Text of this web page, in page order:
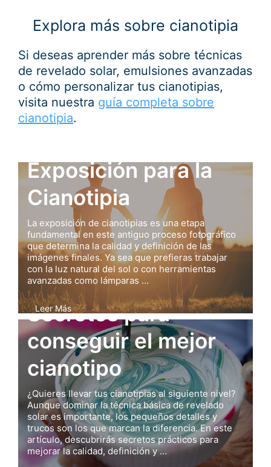
Explora más sobre cianotipia
Si deseas aprender más sobre técnicas
de revelado solar, emulsiones avanzadas
o cómo personalizar tus cianotipias,
visita nuestra guía completa sobre
cianotipia.
Exposición para la
Cianotipia
La exposición de cianotipias es una etapa
fundamental en este antiguo proceso fotográfico
que determina la calidad y definición de las
imágenes finales. Ya sea que prefieras trabajar
con la luz natural del sol o con herramientas
avanzadas como lámparas …
Leer Más
Secretos para
conseguir el mejor
cianotipo
¿Quieres llevar tus cianotipias al siguiente nivel?
Aunque dominar la técnica básica de revelado
solar es importante, los pequeños detalles y
trucos son los que marcan la diferencia. En este
artículo, descubrirás secretos prácticos para
mejorar la calidad, definición y …